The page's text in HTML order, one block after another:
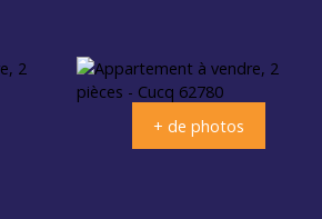
+ de photos